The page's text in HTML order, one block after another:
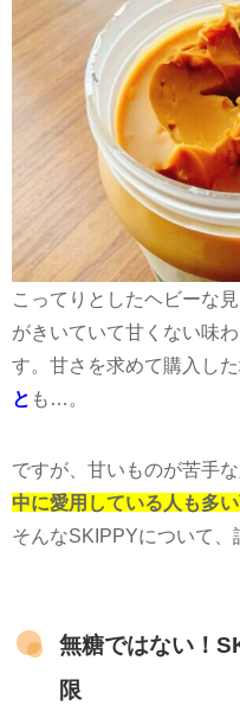
こってりとしたヘビーな
がきいていて甘くない味
す。甘さを求めて購入した
と も
ですが、甘いものが苦手
中に愛用している人も多
そんなSKIPPYについて、
無糖ではない！
限